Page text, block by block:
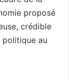
proposé
crédible
au